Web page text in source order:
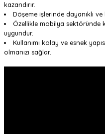
kazandırır.
Döşeme işlerinde dayanıklı
Özellikle mobilya sektöründe
uygundur.
Kullanımı kolay ve esnek
olmanızı sağlar.